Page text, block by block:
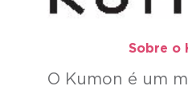
Sobre o
O Kumon é um